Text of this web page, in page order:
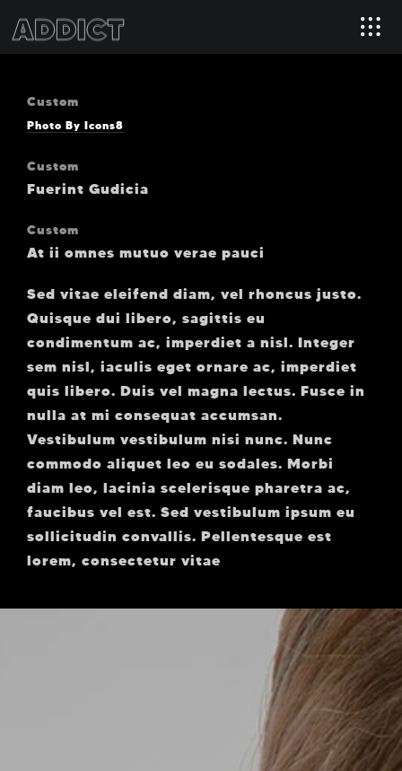
Custom
Photo By Icons8
Custom
Fuerint Gudicia
Custom
At ii omnes mutuo verae pauci
Sed vitae eleifend diam, vel rhoncus justo.
Quisque dui libero, sagittis eu
condimentum ac, imperdiet a nisl. Integer
sem nisl, iaculis eget ornare ac, imperdiet
quis libero. Duis vel magna lectus. Fusce in
nulla at mi consequat accumsan.
Vestibulum vestibulum nisi nunc. Nunc
commodo aliquet leo eu sodales. Morbi
diam leo, lacinia scelerisque pharetra ac,
faucibus vel est. Sed vestibulum ipsum eu
sollicitudin convallis. Pellentesque est
lorem, consectetur vitae